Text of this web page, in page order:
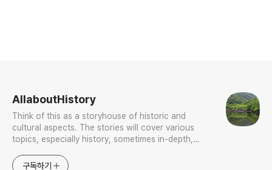
AllaboutHistory
Think of this as a storyhouse of historic and
cultural aspects. The stories will cover various
topics, especially history, sometimes in-depth,
approach will be to resist any common sense or
구독하기